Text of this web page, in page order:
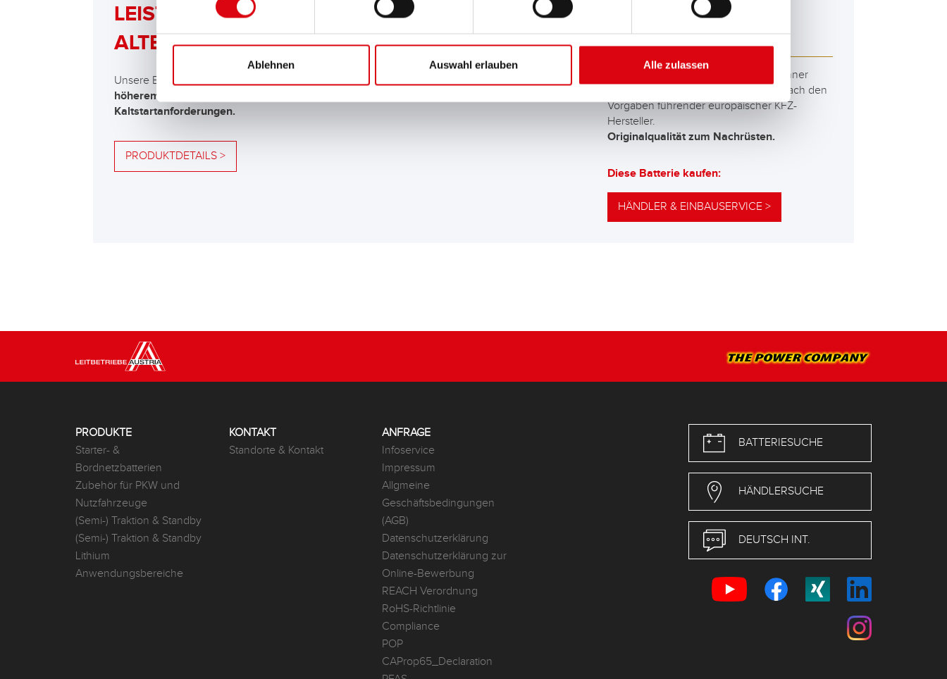
Ablehnen Auswahl erlauben Alle zulassen
LEISTUNGSSTARKE
ALTERNATIVE
Unsere Empfehlung für Fahrzeuge mit
höherem Energiebedarf bzw. höheren
Kaltstartanforderungen.
PRODUKTDETAILS >
Buffalo Bull EFB
EFB 650 17
Die besten und leistungsfähigsten Banner
Batterien. Leistungsgesteigert exakt nach den
Vorgaben führender europäischer KFZ-
Hersteller.
Originalqualität zum Nachrüsten.
Diese Batterie kaufen:
HÄNDLER & EINBAUSERVICE >
PRODUKTE
Starter- &
Bordnetzbatterien
Zubehör für PKW und
Nutzfahrzeuge
(Semi-) Traktion & Standby
(Semi-) Traktion & Standby
Lithium
Anwendungsbereiche
KONTAKT
Standorte & Kontakt
ANFRAGE
Infoservice
Impressum
Allgmeine
Geschäftsbedingungen
(AGB)
Datenschutzerklärung
Datenschutzerklärung zur
Online-Bewerbung
REACH Verordnung
RoHS-Richtlinie
Compliance
POP
CAProp65_Declaration
BATTERIESUCHE
HÄNDLERSUCHE
DEUTSCH INT.